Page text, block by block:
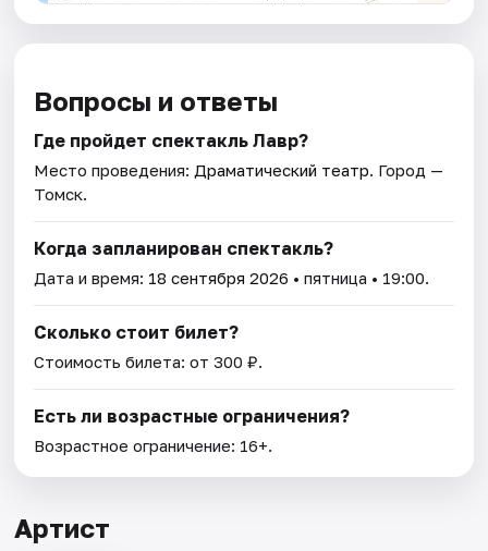
Вопросы и ответы
Где пройдет спектакль Лавр?
Место проведения: Драматический театр. Город —
Томск.
Когда запланирован спектакль?
Дата и время: 18 сентября 2026 • пятница • 19:00.
Сколько стоит билет?
Стоимость билета: от 300 ₽.
Есть ли возрастные ограничения?
Возрастное ограничение: 16+.
Артист